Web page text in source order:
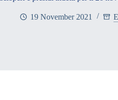
19 November 2021